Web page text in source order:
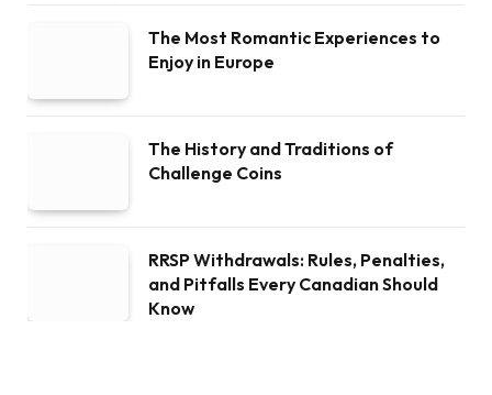
The Most Romantic Experiences to
Enjoy in Europe
The History and Traditions of
Challenge Coins
RRSP Withdrawals: Rules, Penalties,
and Pitfalls Every Canadian Should
Know